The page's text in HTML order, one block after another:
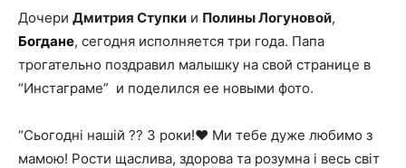
Дочери Дмитрия Ступки и Полины Логуновой,
Богдане, сегодня исполняется три года. Папа
трогательно поздравил малышку на свой странице в
“Инстаграме” и поделился ее новыми фото.
“Сьогодні нашій ?? 3 роки!❤️ Ми тебе дуже любимо з
мамою! Рости щаслива, здорова та розумна і весь світ